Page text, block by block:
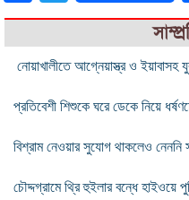
নোয়াখালীতে আগ্নেয়াস্ত্র ও ইয়াবাসহ
প্রতিবেশী শিশুকে ঘরে ডেকে নিয়ে
বিশ্রাম নেওয়ার সুযোগ থাকলেও নেননি
চৌদ্দগ্রামে থ্রি হুইলার বন্ধে হাইওয়ে